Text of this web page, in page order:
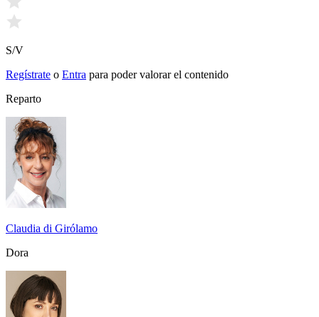
S/V
Regístrate o Entra para poder valorar el contenido
Reparto
Claudia di Girólamo
Dora